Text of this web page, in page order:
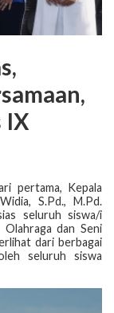
IX
pertama, Kepala
S.Pd., M.Pd.
seluruh siswa/i
Olahraga dan Seni
dari berbagai
seluruh siswa